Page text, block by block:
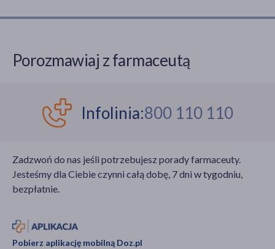
Porozmawiaj z farmaceutą
Infolinia:800 110 110
Zadzwoń do nas jeśli potrzebujesz porady farmaceuty.
Jesteśmy dla Ciebie czynni całą dobę, 7 dni w tygodniu,
bezpłatnie.
Pobierz aplikację mobilną Doz.pl